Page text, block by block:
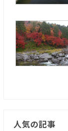
人気の記事